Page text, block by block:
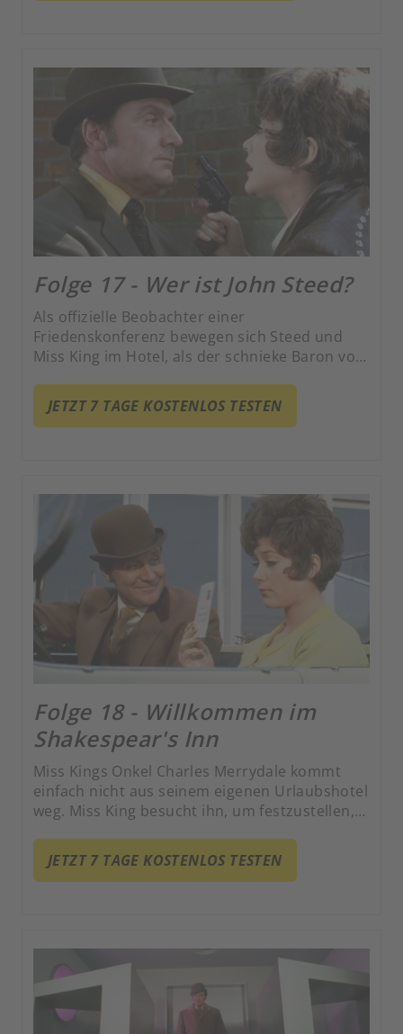
Folge 17 - Wer ist John Steed?
Als offizielle Beobachter einer
Friedenskonferenz bewegen sich Steed und
Miss King im Hotel, als der schnieke Baron von
Mädels hinter sich herziehend. Die
geistesgegenwärtige Miss King war noch nie so
JETZT 7 TAGE KOSTENLOS TESTEN
Folge 18 - Willkommen im
Shakespear's Inn
Miss Kings Onkel Charles Merrydale kommt
einfach nicht aus seinem eigenen Urlaubshotel
weg. Miss King besucht ihn, um festzustellen,
»Nummer 6« in der gleichnamigen Kultserie
ergeht: Einmal eingecheckt kommt keiner
JETZT 7 TAGE KOSTENLOS TESTEN